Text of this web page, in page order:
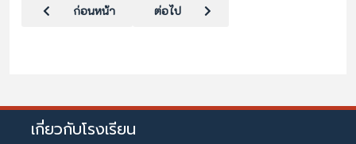
เนื้อหาก่อนหน้า: กลุ่มสาระการเรียนรู้คณิตศาสตร์
ก่อนหน้า เนื้อหาถัดไป: คณะผู้บริหาร/หัวหน้ากลุ่มสาระ
ต่อไป
เกี่ยวกับโรงเรียน